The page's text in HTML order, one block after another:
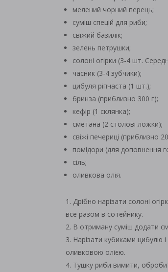
мелений чорний перець;
суміш спецій для риби;
свіжий базилік;
зелень петрушки;
солоні огірки (3-4 шт.
часник (3-4 зубчики);
цибуля ріпчаста (1 шт.);
бринза (приблизно 300 г);
кефір (1 склянка);
сметана (2 столові ложки);
свіжі печериці (приблизно
помідори (для доповнення
сіль;
оливкова олія.
Дрібно нарізати солоні
все разом в сотейнику.
В отриману суміш додати
Нарізати кубиками цибулю
оливковою олією.
Тушку риби вимити,